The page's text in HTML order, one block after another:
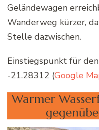
Geländewagen
Wanderweg kürzer,
Stelle dazwischen.
Einstiegspunkt für
-21.28312 (Google
Warmer